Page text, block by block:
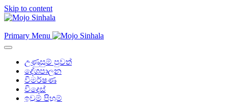
Skip to content
Primary Menu
උණුසුම් පුවත්
දේශපාලන
විමර්ෂණ
විදෙස්
ඉවුම් පිහුම්